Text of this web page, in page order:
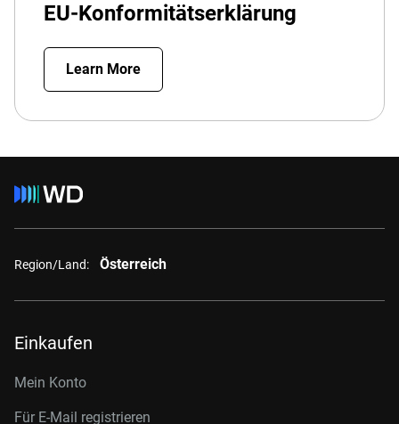
EU-Konformitätserklärung
Learn More
Region/Land: Österreich
Einkaufen
Mein Konto
Für E-Mail registrieren